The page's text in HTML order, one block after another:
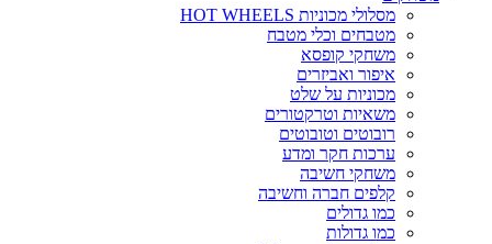
מסלולי מכוניות HOT WHEELS
מטבחים וכלי מטבח
משחקי קופסא
איפור ואביזרים
מכוניות על שלט
משאיות וטרקטורים
רובוטים וטובוטים
ערכות חקר ומדע
משחקי חשיבה
קלפים חברה וחשיבה
כמו גדולים
כמו גדולות